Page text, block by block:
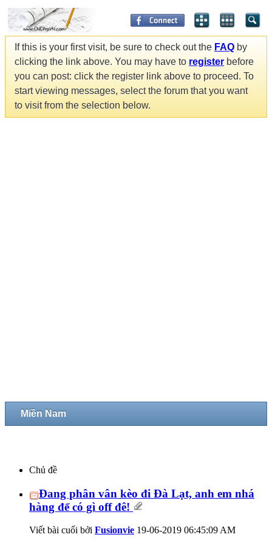
If this is your first visit, be sure to check out the FAQ by
clicking the link above. You may have to register before
you can post: click the register link above to proceed. To
start viewing messages, select the forum that you want
to visit from the selection below.
Miền Nam
Chủ đề
Đang phân vân kèo đi Đà Lạt, anh em nhá
hàng để có gì off đê!
Viết bài cuối bởi Fusionvie 19-06-2019 06:45:09 AM